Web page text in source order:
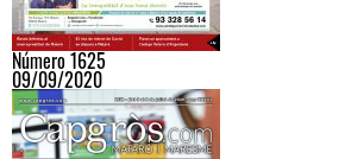
Número 1625
09/09/2020